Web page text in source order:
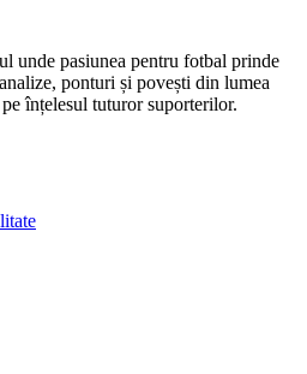
unde pasiunea pentru fotbal prinde
ponturi și povești din lumea
înțelesul tuturor suporterilor.